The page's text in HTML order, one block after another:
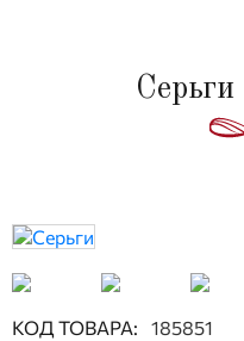
КОД ТОВАРА: 185851